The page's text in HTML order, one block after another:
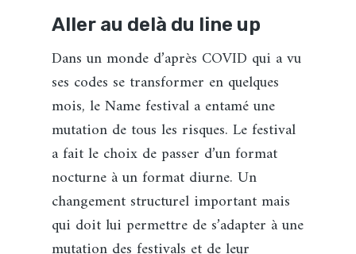
Aller au delà du line up
Dans un monde d’après COVID qui a vu
ses codes se transformer en quelques
mois, le Name festival a entamé une
mutation de tous les risques. Le festival
a fait le choix de passer d’un format
nocturne à un format diurne. Un
changement structurel important mais
qui doit lui permettre de s’adapter à une